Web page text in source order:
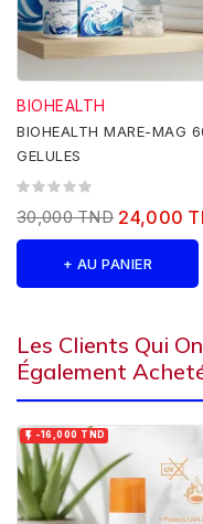
BIOHEALTH
BIOHEALTH MARE-MAG
GELULES
30,000 TND 24,000
+ AU PANIER
Les Clients Qui
Également
 -16,000 TND